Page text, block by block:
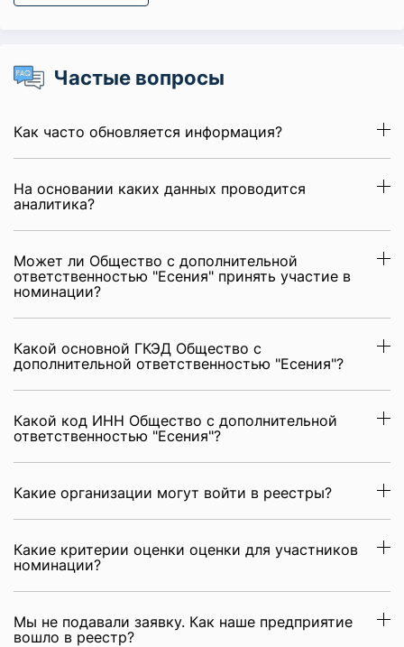
Частые вопросы
Как часто обновляется информация?
На основании каких данных проводится
аналитика?
Может ли Общество с дополнительной
ответственностью "Есения" принять участие в
номинации?
Какой основной ГКЭД Общество с
дополнительной ответственностью "Есения"?
Какой код ИНН Общество с дополнительной
ответственностью "Есения"?
Какие организации могут войти в реестры?
Какие критерии оценки оценки для участников
номинации?
Мы не подавали заявку. Как наше предприятие
вошло в реестр?